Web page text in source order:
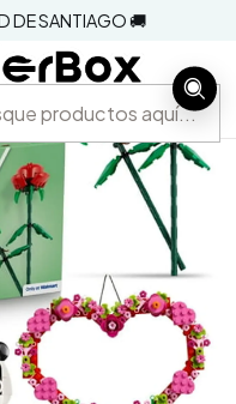
DE SANTIAGO 🚚